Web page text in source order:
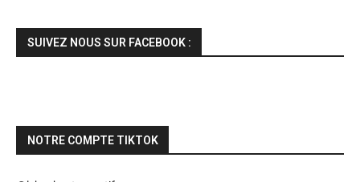
SUIVEZ NOUS SUR FACEBOOK :
NOTRE COMPTE TIKTOK